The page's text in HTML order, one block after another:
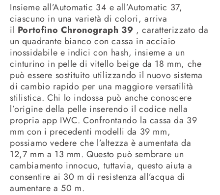
Insieme all’Automatic 34 e all’Automatic 37,
ciascuno in una varietà di colori, arriva
il Portofino Chronograph 39 , caratterizzato da
un quadrante bianco con cassa in acciaio
inossidabile e indici con hash, insieme a un
cinturino in pelle di vitello beige da 18 mm, che
può essere sostituito utilizzando il nuovo sistema
di cambio rapido per una maggiore versatilità
stilistica. Chi lo indossa può anche conoscere
l’origine della pelle inserendo il codice nella
propria app IWC. Confrontando la cassa da 39
mm con i precedenti modelli da 39 mm,
possiamo vedere che l’altezza è aumentata da
12,7 mm a 13 mm. Questo può sembrare un
cambiamento innocuo, tuttavia, questo aiuta a
consentire ai 30 m di resistenza all’acqua di
aumentare a 50 m.